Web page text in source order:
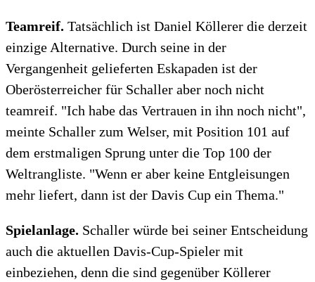
Teamreif. Tatsächlich ist Daniel Köllerer die derzeit
einzige Alternative. Durch seine in der
Vergangenheit gelieferten Eskapaden ist der
Oberösterreicher für Schaller aber noch nicht
teamreif. "Ich habe das Vertrauen in ihn noch nicht",
meinte Schaller zum Welser, mit Position 101 auf
dem erstmaligen Sprung unter die Top 100 der
Weltrangliste. "Wenn er aber keine Entgleisungen
mehr liefert, dann ist der Davis Cup ein Thema."
Spielanlage. Schaller würde bei seiner Entscheidung
auch die aktuellen Davis-Cup-Spieler mit
einbeziehen, denn die sind gegenüber Köllerer